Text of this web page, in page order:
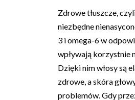
Zdrowe tłuszcze,
niezbędne
3 i omega-6 w
wpływają korzystnie
Dzięki nim włosy są
zdrowe, a skóra
problemów. Gdy